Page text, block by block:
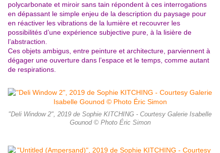
polycarbonate et miroir sans tain répondent à ces interrogations
en dépassant le simple enjeu de la description du paysage pour
en réactiver les vibrations de la lumière et recouvrer les
possibilités d’une expérience subjective pure, à la lisière de
l’abstraction.
Ces objets ambigus, entre peinture et architecture, parviennent à
dégager une ouverture dans l’espace et le temps, comme autant
de respirations.
"Deli Window 2", 2019 de Sophie KITCHING - Courtesy Galerie Isabelle
Gounod © Photo Éric Simon